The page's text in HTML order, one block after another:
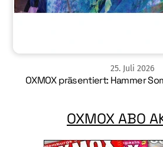
25. Juli 2026
OXMOX präsentiert: Hammer
OXMOX ABO